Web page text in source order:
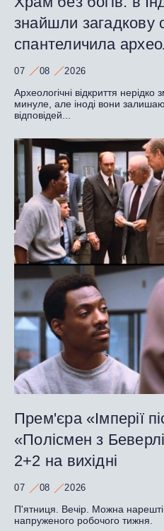
знайшли загадкову
спантеличила
07 08 2026
Археологічні відкриття
минуле, але іноді вони
відповідей...
Прем'єра «Імперії
«Полісмен з
2+2 на вихідні
07 08 2026
П'ятниця. Вечір. Можна нарешті
напруженого робочого тижня.